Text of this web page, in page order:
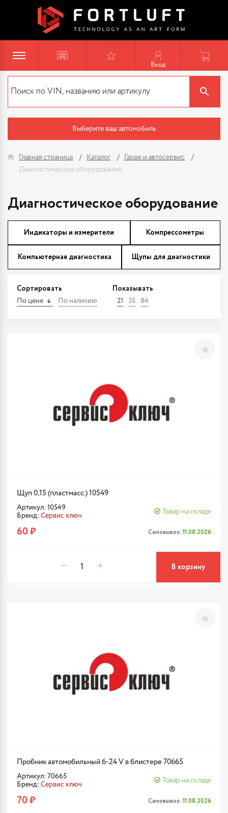
Вход
Выберите ваш автомобиль
Главная страница Каталог
Гараж и автосервис
Диагностическое оборудование
Диагностическое оборудование
Индикаторы и измерители Компрессометры
Компьютерная диагностика Щупы для диагностики
Сортировать
По цене По наличию
Показывать
21 35 84
Щуп 0,15 (пластмасс.) 10549
Артикул: 10549
Бренд: Сервис ключ
Товар на складе
60 ₽ Самовывоз: 11.08.2026
В корзину
Пробник автомобильный 6-24 V в блистере 70665
Артикул: 70665
Бренд: Сервис ключ
Товар на складе
70 ₽ Самовывоз: 11.08.2026